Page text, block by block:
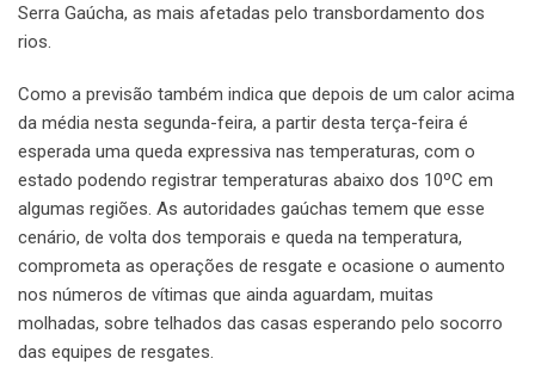
Serra Gaúcha, as mais afetadas pelo transbordamento dos
rios.
Como a previsão também indica que depois de um calor acima
da média nesta segunda-feira, a partir desta terça-feira é
esperada uma queda expressiva nas temperaturas, com o
estado podendo registrar temperaturas abaixo dos 10ºC em
algumas regiões. As autoridades gaúchas temem que esse
cenário, de volta dos temporais e queda na temperatura,
comprometa as operações de resgate e ocasione o aumento
nos números de vítimas que ainda aguardam, muitas
molhadas, sobre telhados das casas esperando pelo socorro
das equipes de resgates.